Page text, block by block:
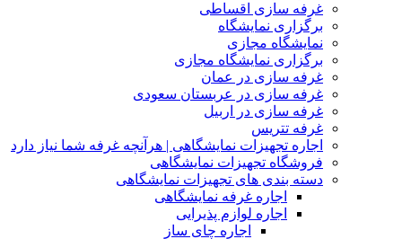
غرفه سازی اقساطی
برگزاری نمایشگاه
نمایشگاه مجازی
برگزاری نمایشگاه مجازی
غرفه سازی در عمان
غرفه سازی در عربستان سعودی
غرفه سازی در اربیل
غرفه تتریس
اجاره تجهیزات نمایشگاهی | هرآنچه غرفه شما نیاز دارد
فروشگاه تجهیزات نمایشگاهی
دسته بندی های تجهیزات نمایشگاهی
اجاره غرفه نمایشگاهی
اجاره لوازم پذیرایی
اجاره چای ساز